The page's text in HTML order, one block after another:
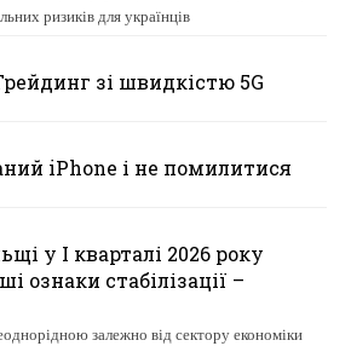
ризиків для українців
зі швидкістю 5G
iPhone і не помилитися
у І кварталі 2026 року
ознаки стабілізації –
залежно від сектору економіки